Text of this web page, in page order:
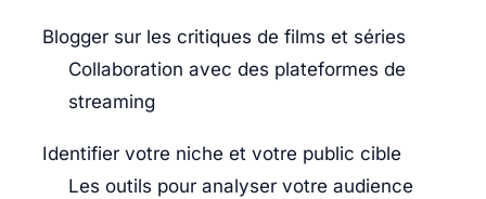
Blogger sur les critiques de films et séries
Collaboration avec des plateformes de
streaming
Identifier votre niche et votre public cible
Les outils pour analyser votre audience